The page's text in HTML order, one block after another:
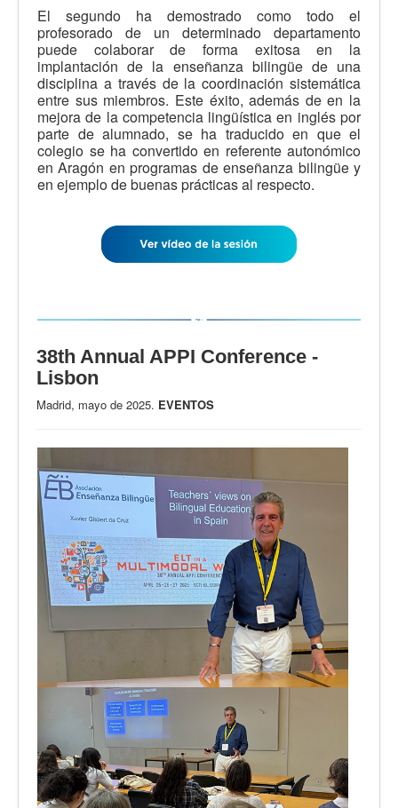
El segundo ha demostrado como todo el
profesorado de un determinado departamento
puede colaborar de forma exitosa en la
implantación de la enseñanza bilingüe de una
disciplina a través de la coordinación sistemática
entre sus miembros. Este éxito, además de en la
mejora de la competencia lingüística en inglés por
parte de alumnado, se ha traducido en que el
colegio se ha convertido en referente autonómico
en Aragón en programas de enseñanza bilingüe y
en ejemplo de buenas prácticas al respecto.
38th Annual APPI Conference -
Lisbon
Madrid, mayo de 2025. EVENTOS